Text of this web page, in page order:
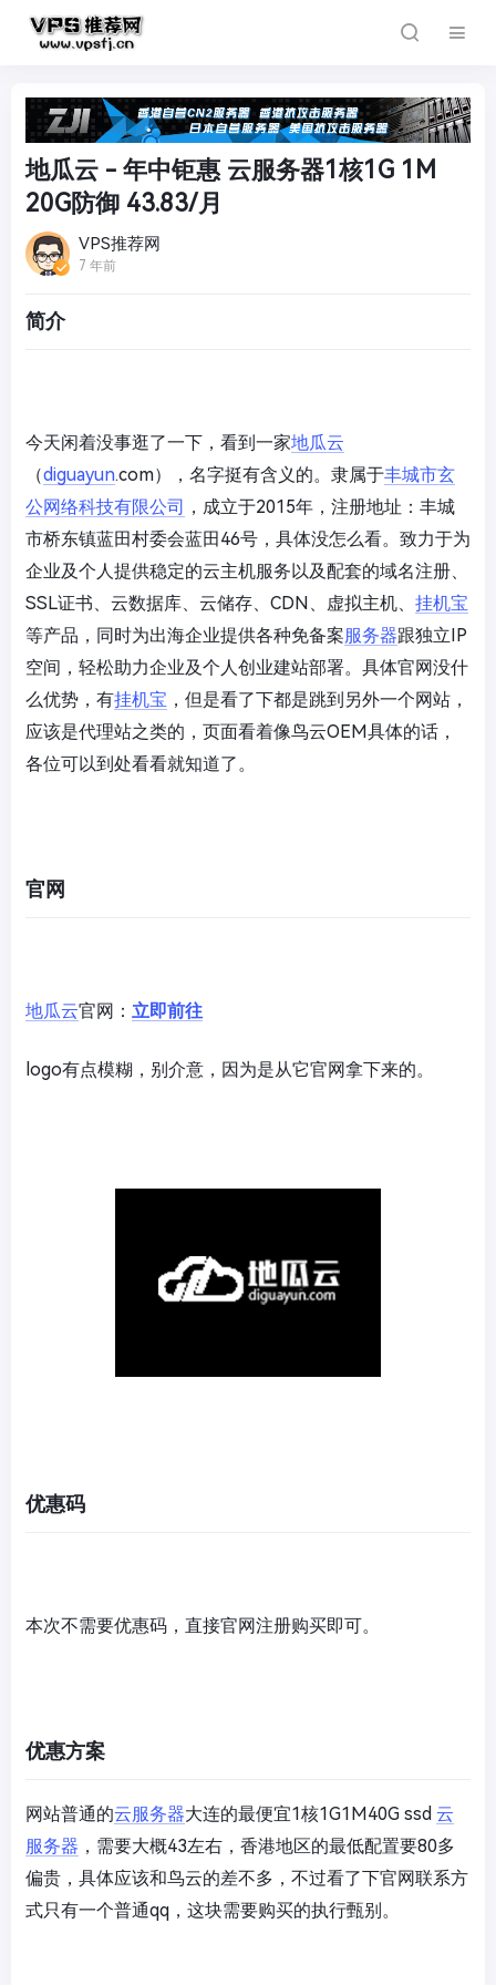
地瓜云 - 年中钜惠 云服务器1核1G 1M
20G防御 43.83/月
VPS推荐网
7 年前
简介
今天闲着没事逛了一下，看到一家地瓜云
（diguayun.com），名字挺有含义的。隶属于丰城市玄
公网络科技有限公司 ，成立于2015年，注册地址：丰城
市桥东镇蓝田村委会蓝田46号，具体没怎么看。致力于为
企业及个人提供稳定的云主机服务以及配套的域名注册、
SSL证书、云数据库、云储存、CDN、虚拟主机、 挂机宝
等产品，同时为出海企业提供各种免备案服务器跟独立IP
空间，轻松助力企业及个人创业建站部署。具体官网没什
么优势，有挂机宝 ，但是看了下都是跳到另外一个网站，
应该是代理站之类的，页面看着像鸟云OEM具体的话，
各位可以到处看看就知道了。
官网
地瓜云官网： 立即前往
logo有点模糊，别介意，因为是从它官网拿下来的。
优惠码
本次不需要优惠码，直接官网注册购买即可。
优惠方案
网站普通的云服务器大连的最便宜1核1G1M40G ssd 云
服务器 ，需要大概43左右，香港地区的最低配置要80多
偏贵，具体应该和鸟云的差不多，不过看了下官网联系方
式只有一个普通qq，这块需要购买的执行甄别。